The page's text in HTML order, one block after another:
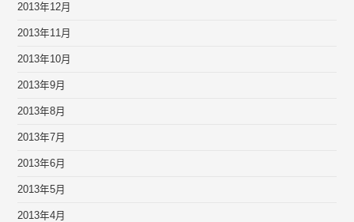
2013年12月
2013年11月
2013年10月
2013年9月
2013年8月
2013年7月
2013年6月
2013年5月
2013年4月